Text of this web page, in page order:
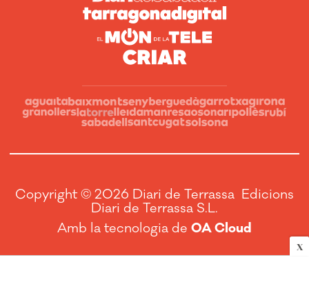
X
Copyright © 2026 Diari de Terrassa Edicions
Diari de Terrassa S.L.
Amb la tecnologia de OA Cloud